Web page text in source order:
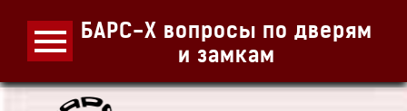
БАРС-Х вопросы по дверям
и замкам